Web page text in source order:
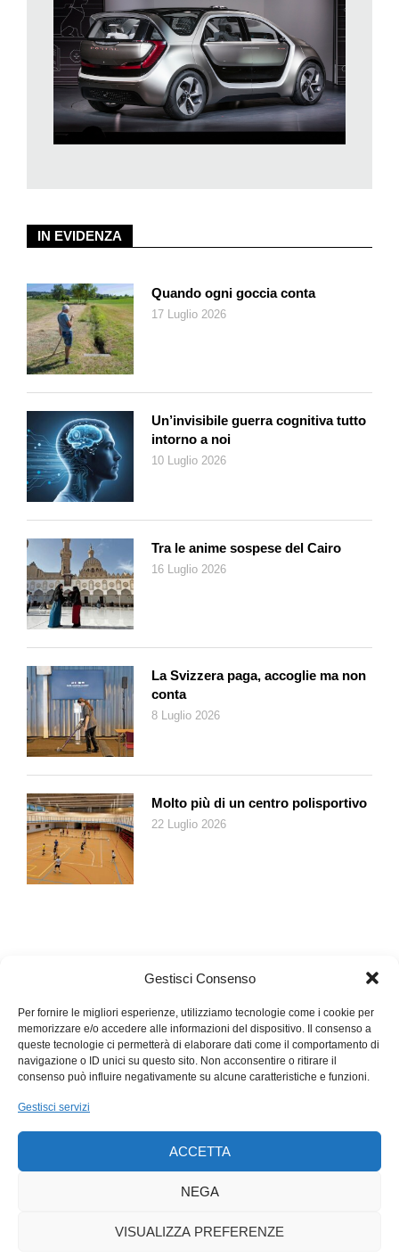
Gestisci Consenso
Per fornire le migliori esperienze, utilizziamo tecnologie come i cookie per
memorizzare e/o accedere alle informazioni del dispositivo. Il consenso a
queste tecnologie ci permetterà di elaborare dati come il comportamento di
navigazione o ID unici su questo sito. Non acconsentire o ritirare il
consenso può influire negativamente su alcune caratteristiche e funzioni.
Gestisci servizi
ACCETTA
NEGA
VISUALIZZA PREFERENZE
scorrevoli che aiutano a vivere l’auto non come un mezzo di
trasporto, ma come un’estensione del salotto di casa. Gruppo,
ma anche individualità, grazie ad accorgimenti come gli
altoparlanti rivolti verso ogni singolo passeggero, in modo che
possa ascoltare il proprio brano musicale.
Gli stessi altoparlanti vengono utilizzati per amplificare il suono
della sirena di un’eventuale ambulanza in avvicinamento. Sì,
il guidatore a capire da che direzione stia arrivando. Presentata
come «progettata dai millennials per i millennials», è
d’impronte che sostituiscono la tradizionale chiave. Non
manca un grande display dedicato al guidatore e utilizzato
anche per gestire la guida autonoma di livello 3: l’auto può
svolgere autonomamente manovre complesse, svoltare,
cambiare corsia di marcia e reagire attivamente a eventi
previsti e imprevisti, dall’evitamento di un ostacolo improvviso
al cambio di direzione dei veicoli vicini.
Nella parte bassa del cruscotto è posizionato un display più
grande utilizzato per l’intrattenimento e la gestione delle App.
Portal è la prima auto del Gruppo FCA pensata e progettata
per essere al 100 per cento elettrica. La batteria da 100 kWh
caricabatterie di nuova generazione da 350kW in corrente
continua, una volta connessa a prese dedicate dovrebbe
recuperare 240 chilometri di autonomia in soli 20 minuti.
Ma questo prototipo diventerà un’automobile di serie? Ad oggi
non si sa, dato che Fiat Chrysler Automobile non ha rilasciato
non sta ferma a guardare i propricompetitorma che sono in
sviluppo nuove tecnologie implementabili nei veicoli che
debutteranno nei prossimi anni.
IN EVIDENZA
Quando ogni goccia conta
17 Luglio 2026
Un’invisibile guerra cognitiva tutto
intorno a noi
10 Luglio 2026
Tra le anime sospese del Cairo
16 Luglio 2026
La Svizzera paga, accoglie ma non
conta
8 Luglio 2026
Molto più di un centro polisportivo
22 Luglio 2026